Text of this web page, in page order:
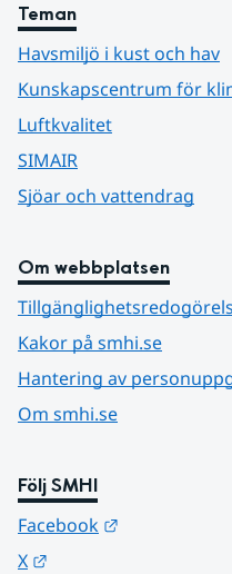
Teman
Havsmiljö i kust och hav
Kunskapscentrum för
Luftkvalitet
SIMAIR
Sjöar och vattendrag
Om webbplatsen
Kakor på smhi.se
Hantering av
Om smhi.se
Följ SMHI
Facebook
X